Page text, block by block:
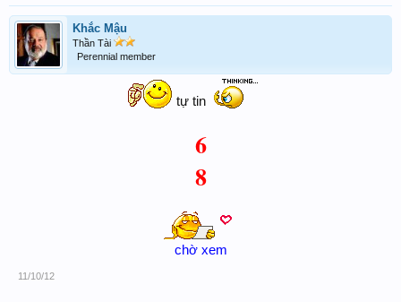
Khắc Mậu
Thần Tài
Perennial member
tự tin
6
8
chờ xem
11/10/12